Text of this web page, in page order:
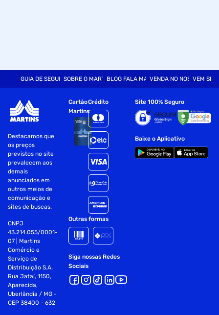
GUIA DE SEGURANÇASOBRE O MARTINSBLOG FALA MARTVENDA NO NOSSO SITE
VEM SER
Destacamos que
os preços
previstos no site
prevalecem aos
demais
anunciados em
outros meios de
comunicação e
sites de buscas.
CNPJ
43.214.055/0001-
07 | Martins
Comércio e
Serviço de
Distribuição S.A.
Rua Jataí, 1150,
Aparecida,
Uberlândia / MG -
CEP 38400 - 632
Cartão
Martins
Crédito
Outras formas
Siga nossas Redes
Sociais
Site 100% Seguro
Baixe o Aplicativo